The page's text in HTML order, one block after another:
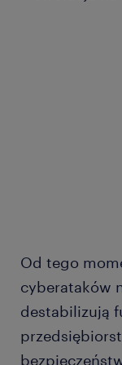
Od tego
cyberataków
destabilizują